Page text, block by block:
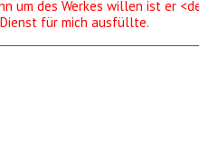
um des Werkes willen ist er
für mich ausfüllte.